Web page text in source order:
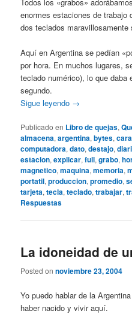
enormes estaciones de trabajo
dos teclados
Aquí en Argentina se pedían
por hora. En muchos lugares,
teclado numérico), lo que
segundo.
Sigue leyendo →
Publicado en Libro de quejas,
almacena,argentina,bytes,
computadora,dato,destajo,
estacion,explicar,full,grabo,
magnetico,maquina,memoria,
portatil,produccion,promedio,
tarjeta,tecla,teclado,trabajar,
Respuestas
La idoneidad de
Posted onnoviembre 23, 2004
Yo puedo hablar de la
haber nacido y vivir aquí.